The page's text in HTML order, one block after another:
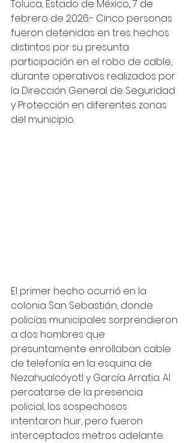
Toluca, Estado de México, 7 de
febrero de 2026.- Cinco personas
fueron detenidas en tres hechos
distintos por su presunta
participación en el robo de cable,
durante operativos realizados por
la Dirección General de Seguridad
y Protección en diferentes zonas
del municipio.
El primer hecho ocurrió en la
colonia San Sebastián, donde
policías municipales sorprendieron
a dos hombres que
presuntamente enrollaban cable
de telefonía en la esquina de
Nezahualcóyotl y García Arratia. Al
percatarse de la presencia
policial, los sospechosos
intentaron huir, pero fueron
interceptados metros adelante.